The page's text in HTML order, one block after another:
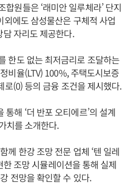
원들은 ‘래미안 일루체라’ 단지
외에도 삼성물산은 구체적 사업
자리도 제공한다.
한도 없는 최저금리로 조달하는
비율(LTV) 100%, 주택도시보증
로(0) 등의 금융 조건을 제시했다.
해 ‘더 반포 오티에르’의 설계
치를 소개한다.
께 한강 조망 전문 업체 ‘텐 일레
한 조망 시뮬레이션을 통해 실제
전망을 확인할 수 있다.